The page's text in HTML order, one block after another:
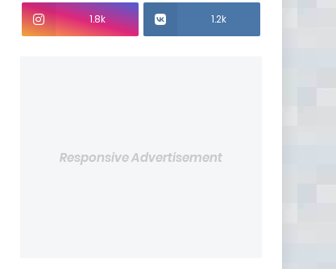
1.8k 1.2k
Responsive Advertisement